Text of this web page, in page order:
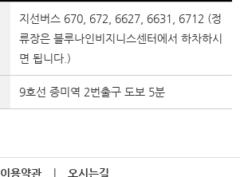
지선버스 670, 672, 6627, 6631, 6712 (정
류장은 블루나인비지니스센터에서 하차하시
면 됩니다.)
9호선 증미역 2번출구 도보 5분
이용약관 오시는길